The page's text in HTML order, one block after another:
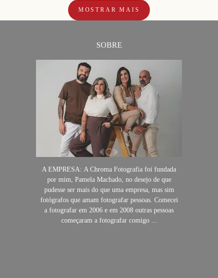
MOSTRAR MAIS
SOBRE
A EMPRESA: A Chroma Fotografia foi fundada
por mim, Pamela Machado, no desejo de que
pudesse ser mais do que uma empresa, mas sim
fotógrafos que amam fotografar pessoas. Comecei
a fotografar em 2006 e em 2008 outras pessoas
começaram a fotografar comigo ...